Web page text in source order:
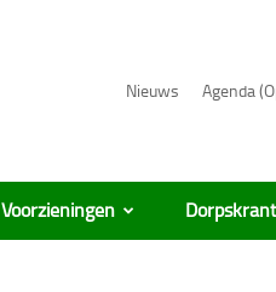
Nieuws Agenda
Voorzieningen Dorpskrant